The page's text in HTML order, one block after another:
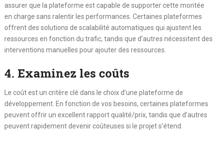
assurer que la plateforme est capable de supporter cette montée
en charge sans ralentir les performances. Certaines plateformes
offrent des solutions de scalabilité automatiques qui ajustent les
ressources en fonction du trafic, tandis que d’autres nécessitent des
interventions manuelles pour ajouter des ressources.
4. Examinez les coûts
Le coût est un critère clé dans le choix d’une plateforme de
développement. En fonction de vos besoins, certaines plateformes
peuvent offrir un excellent rapport qualité/prix, tandis que d’autres
peuvent rapidement devenir coûteuses si le projet s’étend.